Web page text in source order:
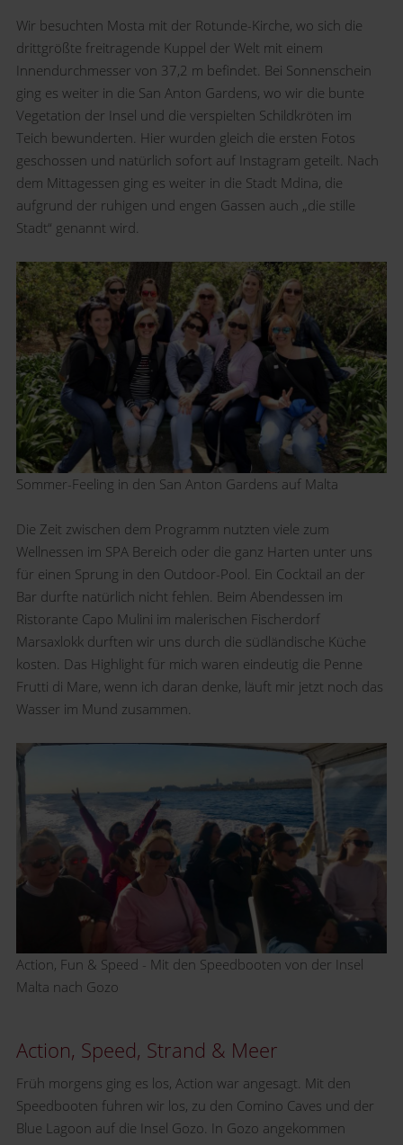
Wir besuchten Mosta mit der Rotunde-Kirche, wo sich die
drittgrößte freitragende Kuppel der Welt mit einem
Innendurchmesser von 37,2 m befindet. Bei Sonnenschein
ging es weiter in die San Anton Gardens, wo wir die bunte
Vegetation der Insel und die verspielten Schildkröten im
Teich bewunderten. Hier wurden gleich die ersten Fotos
geschossen und natürlich sofort auf Instagram geteilt. Nach
dem Mittagessen ging es weiter in die Stadt Mdina, die
aufgrund der ruhigen und engen Gassen auch „die stille
Stadt“ genannt wird.
Sommer-Feeling in den San Anton Gardens auf Malta
Die Zeit zwischen dem Programm nutzten viele zum
Wellnessen im SPA Bereich oder die ganz Harten unter uns
für einen Sprung in den Outdoor-Pool. Ein Cocktail an der
Bar durfte natürlich nicht fehlen. Beim Abendessen im
Ristorante Capo Mulini im malerischen Fischerdorf
Marsaxlokk durften wir uns durch die südländische Küche
kosten. Das Highlight für mich waren eindeutig die Penne
Frutti di Mare, wenn ich daran denke, läuft mir jetzt noch das
Wasser im Mund zusammen.
Action, Fun & Speed - Mit den Speedbooten von der Insel
Malta nach Gozo
Action, Speed, Strand & Meer
Früh morgens ging es los, Action war angesagt. Mit den
Speedbooten fuhren wir los, zu den Comino Caves und der
Blue Lagoon auf die Insel Gozo. In Gozo angekommen